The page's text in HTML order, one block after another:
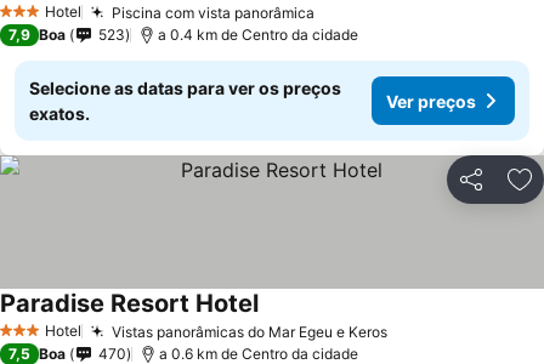
3 EstrelasHotel Piscina com vista panorâmica
7,9 Boa 523 a 0.4 km de Centro da cidade
Selecione as datas para ver os preços
exatos.
Ver preços
Partilhar
3 EstrelasHotel Vistas panorâmicas do Mar Egeu e Keros
Paradise Resort Hotel
7,5 Boa 470 a 0.6 km de Centro da cidade